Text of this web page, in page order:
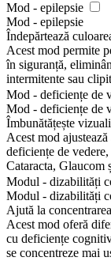
Mod - epilepsie
Mod - epilepsie
Îndepărtează
Acest mod permite
în siguranță,
intermitente sau
Mod - deficiențe de
Mod - deficiențe de
Îmbunătățește
Acest mod
deficiențe de
Cataracta, Glaucom
Modul - dizabilități
Modul - dizabilități
Ajută la
Acest mod oferă
cu deficiențe
se concentreze mai